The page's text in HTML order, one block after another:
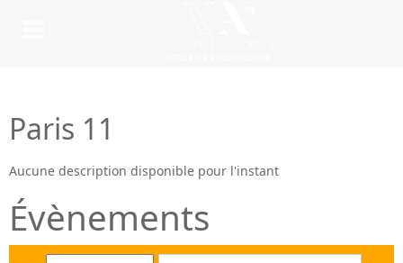
Paris 11
Aucune description disponible pour l'instant
Évènements